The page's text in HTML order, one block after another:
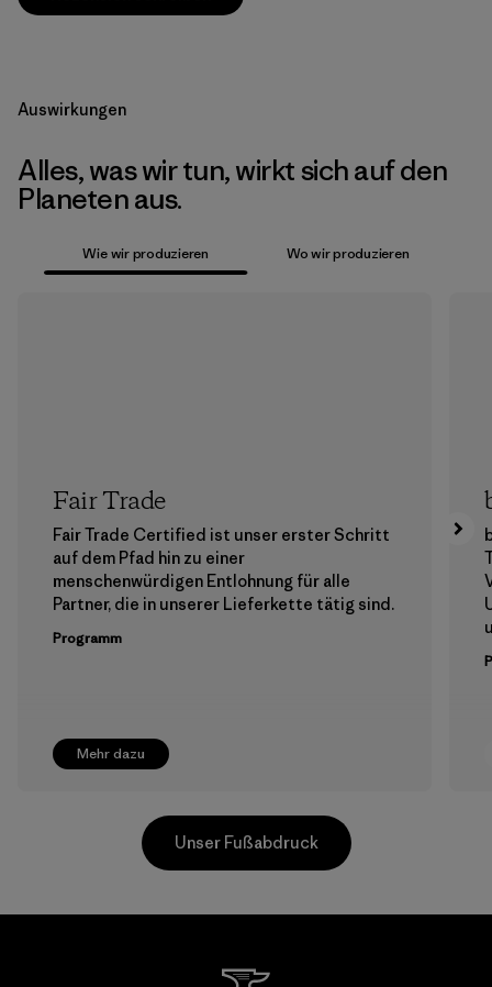
Auswirkungen
Alles, was wir tun, wirkt sich auf den
Planeten aus.
Wie wir produzieren Wo wir produzieren
Mehr dazu
Fair Trade
Fair Trade Certified ist unser erster Schritt
auf dem Pfad hin zu einer
menschenwürdigen Entlohnung für alle
Partner, die in unserer Lieferkette tätig sind.
Programm
Unser Fußabdruck